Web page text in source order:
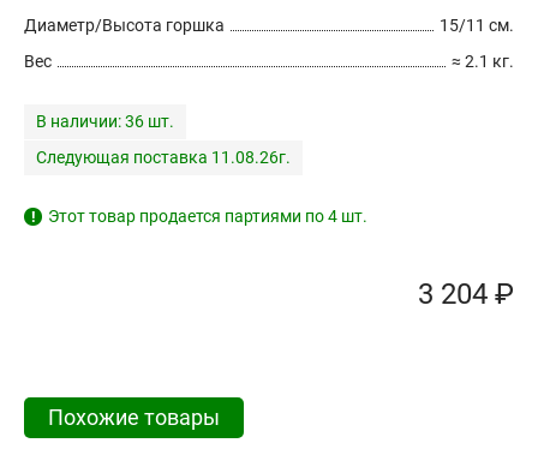
15/11 см.
Диаметр/Высота горшка
≈ 2.1 кг.
Вес
В наличии:36 шт.
Следующая поставка 11.08.26г.
! Этот товар продается партиями по 4 шт.
3 204 ₽
Похожие товары